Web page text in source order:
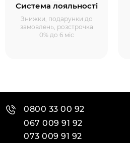
Система лояльності
Знижки, подарунки до
замовлень, розстрочка
0% до 6 міс
0800 33 00 92
067 009 91 92
073 009 91 92